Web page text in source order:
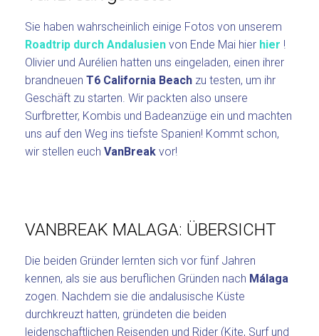
Sie haben wahrscheinlich einige Fotos von unserem
Roadtrip durch Andalusien von Ende Mai hier hier !
Olivier und Aurélien hatten uns eingeladen, einen ihrer
brandneuenT6 California Beach zu testen, um ihr
Geschäft zu starten. Wir packten also unsere
Surfbretter, Kombis und Badeanzüge ein und machten
uns auf den Weg ins tiefste Spanien! Kommt schon,
wir stellen euchVanBreak vor!
VANBREAK MALAGA: ÜBERSICHT
Die beiden Gründer lernten sich vor fünf Jahren
kennen, als sie aus beruflichen Gründen nach Málaga
zogen. Nachdem sie die andalusische Küste
durchkreuzt hatten, gründeten die beiden
leidenschaftlichen Reisenden und Rider (Kite, Surf und